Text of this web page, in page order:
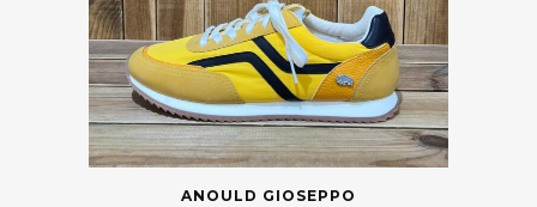
ANOULD GIOSEPPO